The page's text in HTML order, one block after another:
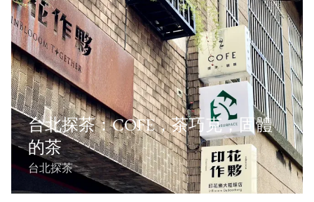
台北探茶：COFE，茶巧克，固體
的茶
台北探茶